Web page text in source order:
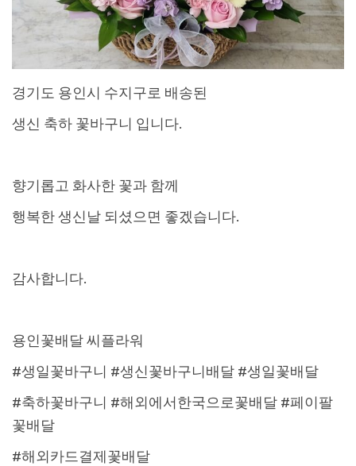
경기도 용인시 수지구로 배송된
생신 축하 꽃바구니 입니다.
향기롭고 화사한 꽃과 함께
행복한 생신날 되셨으면 좋겠습니다.
감사합니다.
용인꽃배달 씨플라워
#생일꽃바구니 #생신꽃바구니배달 #생일꽃배달
#축하꽃바구니 #해외에서한국으로꽃배달 #페이팔
꽃배달
#해외카드결제꽃배달